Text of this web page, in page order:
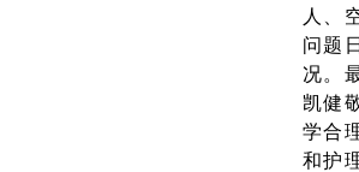
人、
问题
况。
凯健
学合
和护